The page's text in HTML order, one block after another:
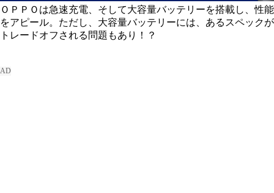
ＯＰＰＯは急速充電、そして大容量バッテリーを搭載し、性能
をアピール。ただし、大容量バッテリーには、あるスペックが
トレードオフされる問題もあり！？